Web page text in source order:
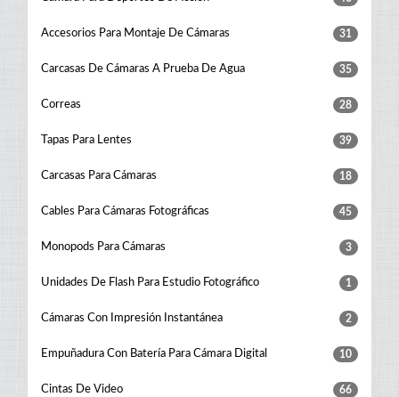
Accesorios Para Montaje De Cámaras 31
Carcasas De Cámaras A Prueba De Agua 35
Correas 28
Tapas Para Lentes 39
Carcasas Para Cámaras 18
Cables Para Cámaras Fotográficas 45
Monopods Para Cámaras 3
Unidades De Flash Para Estudio Fotográfico 1
Cámaras Con Impresión Instantánea 2
Empuñadura Con Batería Para Cámara Digital 10
Cintas De Video 66